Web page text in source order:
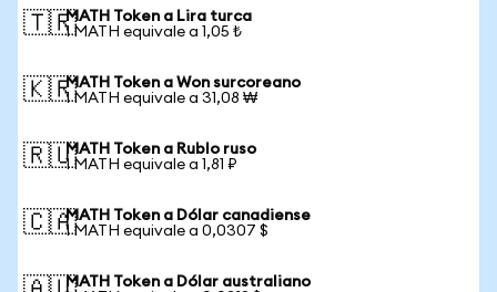
🇹🇷MATH Token a Lira turca
1 MATH equivale a 1,05 ₺
🇰🇷MATH Token a Won surcoreano
1 MATH equivale a 31,08 ₩
🇷🇺MATH Token a Rublo ruso
1 MATH equivale a 1,81 ₽
🇨🇦MATH Token a Dólar canadiense
1 MATH equivale a 0,0307 $
MATH Token a Dólar australiano